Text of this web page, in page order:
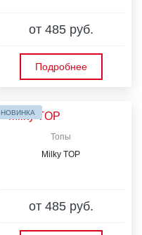
от 485 руб.
Подробнее
НОВИНКА
Топы
Milky TOP
от 485 руб.